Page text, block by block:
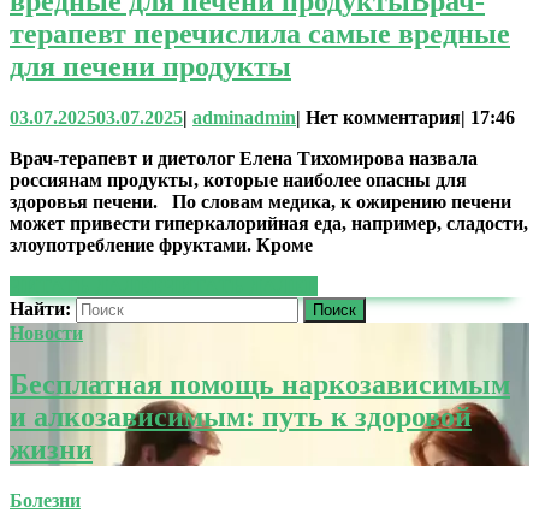
терапевт перечислила самые вредные
для печени продукты
03.07.202503.07.2025| adminadmin| Нет комментария| 17:46
Врач-терапевт и диетолог Елена Тихомирова назвала
россиянам продукты, которые наиболее опасны для
здоровья печени. По словам медика, к ожирению печени
может привести гиперкалорийная еда, например, сладости,
злоупотребление фруктами. Кроме
Найти:
Новости
Бесплатная помощь наркозависимым
и алкозависимым: путь к здоровой
жизни
Болезни